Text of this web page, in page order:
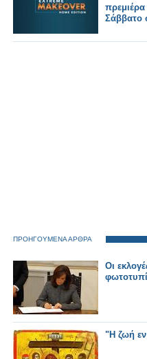
Σάββατο
ΠΡΟΗΓΟΥΜΕΝΑ ΑΡΘΡΑ
Οι
"Η ζωή